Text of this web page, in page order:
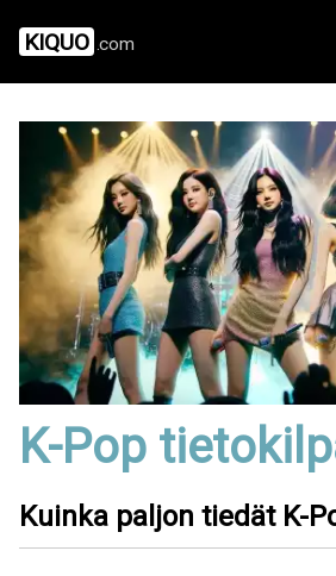
KIQUO .com
K-Pop
Kuinka paljon tiedät K-